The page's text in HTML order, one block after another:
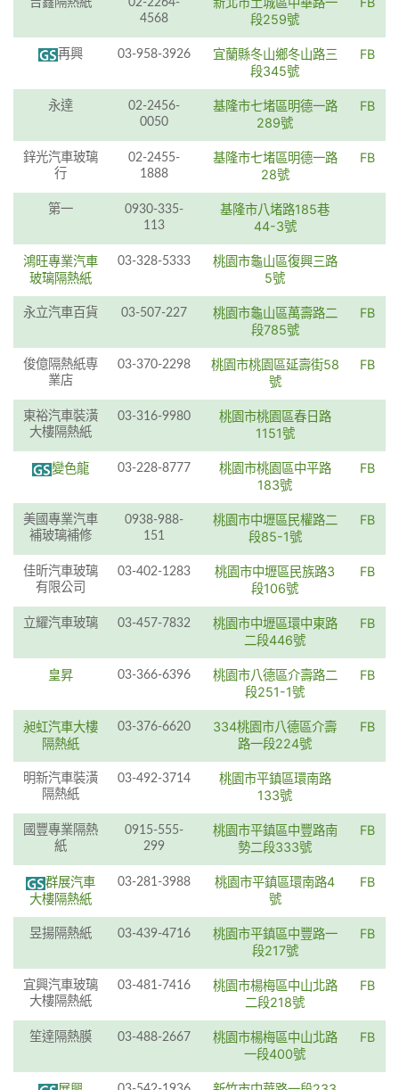
4568
段259號
再興 03-958-3926
宜蘭縣冬山鄉冬山路三
段345號
FB
永達
02-2456-
0050
基隆市七堵區明德一路
289號
FB
鋅光汽車玻璃
行
02-2455-
1888
基隆市七堵區明德一路
28號
FB
第一
0930-335-
113
基隆市八堵路185巷
44-3號
鴻旺專業汽車
玻璃隔熱紙
03-328-5333
桃園市龜山區復興三路
5號
永立汽車百貨 03-507-227
桃園市龜山區萬壽路二
段785號
FB
俊億隔熱紙専
業店
03-370-2298
桃園市桃園區延壽街58
號
FB
東裕汽車裝潢
大樓隔熱紙
03-316-9980
桃園市桃園區春日路
1151號
變色龍 03-228-8777
桃園市桃園區中平路
183號
FB
美國專業汽車
補玻璃補修
0938-988-
151
桃園市中壢區民權路二
段85-1號
FB
佳昕汽車玻璃
有限公司
03-402-1283
桃園市中壢區民族路3
段106號
FB
立耀汽車玻璃 03-457-7832
桃園市中壢區環中東路
二段446號
FB
皇昇 03-366-6396
桃園市八德區介壽路二
段251-1號
FB
昶虹汽車大樓
隔熱紙
03-376-6620
334桃園市八德區介壽
路一段224號
FB
明新汽車裝潢
隔熱紙
03-492-3714
桃園市平鎮區環南路
133號
國豐專業隔熱
紙
0915-555-
299
桃園市平鎮區中豐路南
勢二段333號
FB
群展汽車
大樓隔熱紙
03-281-3988
桃園市平鎮區環南路4
號
FB
昱揚隔熱紙 03-439-4716
桃園市平鎮區中豐路一
段217號
FB
宜興汽車玻璃
大樓隔熱紙
03-481-7416
桃園市楊梅區中山北路
二段218號
FB
笙達隔熱膜 03-488-2667
桃園市楊梅區中山北路
一段400號
FB